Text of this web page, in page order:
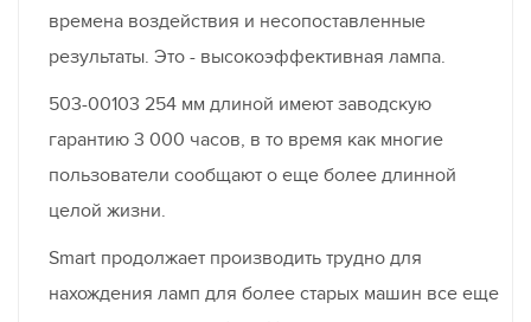
времена воздействия и несопоставленные
результаты. Это - высокоэффективная лампа.
503-00103 254 мм длиной имеют заводскую
гарантию 3 000 часов, в то время как многие
пользователи сообщают о еще более длинной
целой жизни.
Smart продолжает производить трудно для
нахождения ламп для более старых машин все еще